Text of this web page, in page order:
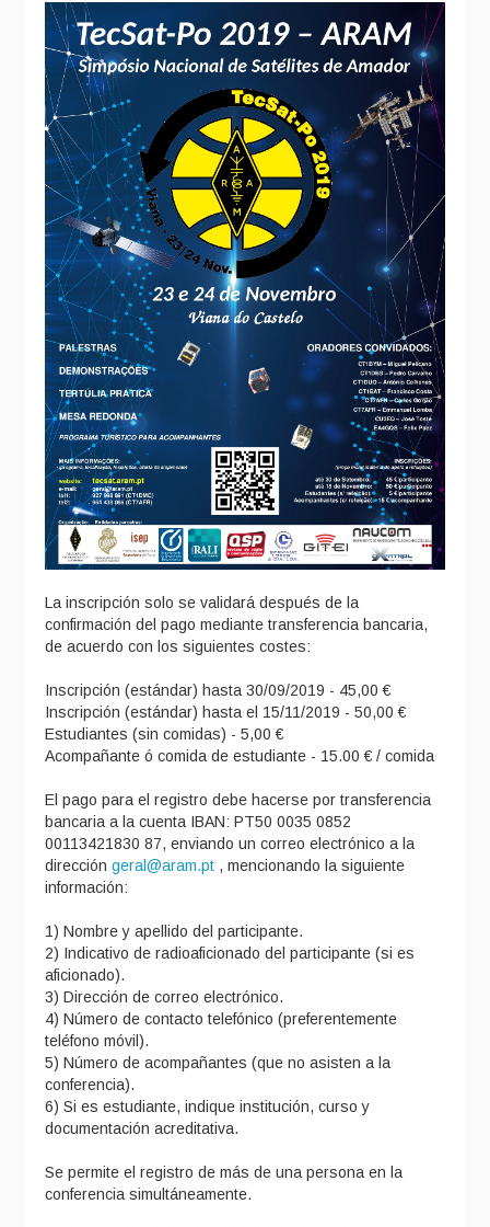
La inscripción solo se validará después de la
confirmación del pago mediante transferencia bancaria,
de acuerdo con los siguientes costes:
Inscripción (estándar) hasta 30/09/2019 - 45,00 €
Inscripción (estándar) hasta el 15/11/2019 - 50,00 €
Estudiantes (sin comidas) - 5,00 €
Acompañante ó comida de estudiante - 15.00 € / comida
El pago para el registro debe hacerse por transferencia
bancaria a la cuenta IBAN: PT50 0035 0852
00113421830 87, enviando un correo electrónico a la
dirección geral@aram.pt , mencionando la siguiente
información:
1) Nombre y apellido del participante.
2) Indicativo de radioaficionado del participante (si es
aficionado).
3) Dirección de correo electrónico.
4) Número de contacto telefónico (preferentemente
teléfono móvil).
5) Número de acompañantes (que no asisten a la
conferencia).
6) Si es estudiante, indique institución, curso y
documentación acreditativa.
Se permite el registro de más de una persona en la
conferencia simultáneamente.